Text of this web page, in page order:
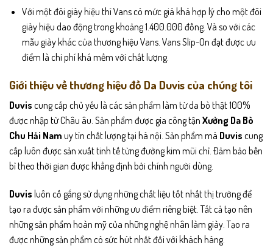
Với một đôi giày hiệu thì Vans có mức giá khá hợp lý cho một đôi
giày hiệu dao động trong khoảng 1.400.000 đồng. Và so với các
mẫu giày khác của thương hiệu Vans. Vans Slip-On đạt được ưu
điểm là chi phí khá mềm với chất lượng.
Giới thiệu về thương hiệu đồ Da Duvis của chúng tôi
Duvis cung cấp chủ yếu là các sản phẩm làm từ da bò thật 100%
được nhập từ Châu âu. Sản phẩm được gia công tận Xưởng Da Bò
Chu Hải Nam uy tín chất lượng tại hà nội. Sản phẩm mà Duvis cung
cấp luôn được sản xuất tinh tế từng đường kim mũi chỉ. Đảm bảo bền
bỉ theo thời gian được khẳng định bởi chính người dùng.
Duvis luôn cố gắng sử dụng những chất liệu tốt nhất thị trường để
tạo ra được sản phẩm với những ưu điểm riêng biệt. Tất cả tạo nên
những sản phẩm hoàn mỹ của những nghệ nhân làm giày. Tạo ra
được những sản phẩm có sức hút nhất đối với khách hàng.